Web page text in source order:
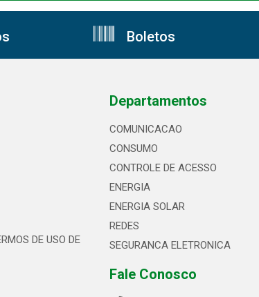
Boletos
DE USO DE
Departamentos
COMUNICACAO
CONSUMO
CONTROLE DE ACESSO
ENERGIA
ENERGIA SOLAR
REDES
SEGURANCA ELETRONICA
Fale Conosco